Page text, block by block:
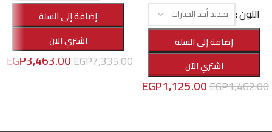
مقلاية كريب
الأهرام هوم,أواني الطهي
EGP1,462.00
EGP1,125.00
اللون
إضافة إلى السلة
اشتري الآن
طقم حلل H.K جرانيت كريستال 10 قطع A.H
الأهرام هوم,أواني الطهي,عروض خاصة
EGP7,335.00
EGP3,463.00
إضافة إلى السلة
اشتري الآن